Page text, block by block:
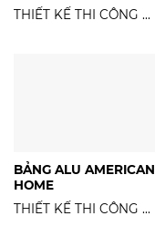
THIẾT KẾ THI CÔNG ...
BẢNG ALU AMERICAN
HOME
THIẾT KẾ THI CÔNG ...